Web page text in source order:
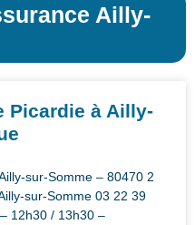
Ailly-
Picardie à Ailly-
sur-Somme – 80470 2
sur-Somme 03 22 39
12h30 / 13h30 –